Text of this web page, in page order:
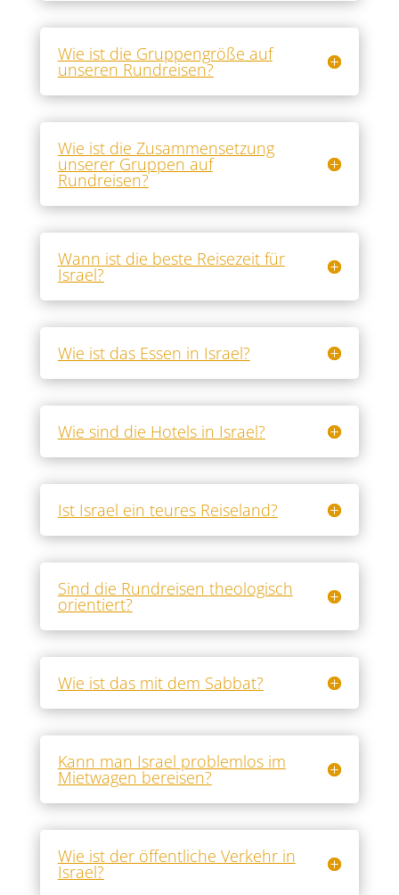
Wie ist die Gruppengröße auf
unseren Rundreisen?
Wie ist die Zusammensetzung
unserer Gruppen auf
Rundreisen?
Wann ist die beste Reisezeit für
Israel?
Wie ist das Essen in Israel?
Wie sind die Hotels in Israel?
Ist Israel ein teures Reiseland?
Sind die Rundreisen theologisch
orientiert?
Wie ist das mit dem Sabbat?
Kann man Israel problemlos im
Mietwagen bereisen?
Wie ist der öffentliche Verkehr in
Israel?